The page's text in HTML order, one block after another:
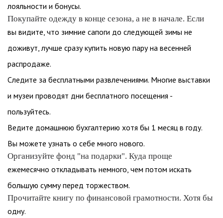
лояльности и бонусы.
Покупайте одежду в конце сезона, а не в начале. Если
вы видите, что зимние сапоги до следующей зимы не
доживут, лучше сразу купить новую пару на весенней
распродаже.
Следите за бесплатными развлечениями. Многие выставки
и музеи проводят дни бесплатного посещения -
пользуйтесь.
Ведите домашнюю бухгалтерию хотя бы 1 месяц в году.
Вы можете узнать о себе много нового.
Организуйте фонд "на подарки". Куда проще
ежемесячно откладывать немного, чем потом искать
большую сумму перед торжеством.
Прочитайте книгу по финансовой грамотности. Хотя бы
одну.